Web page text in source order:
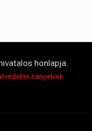
honlapja.
irányelvek